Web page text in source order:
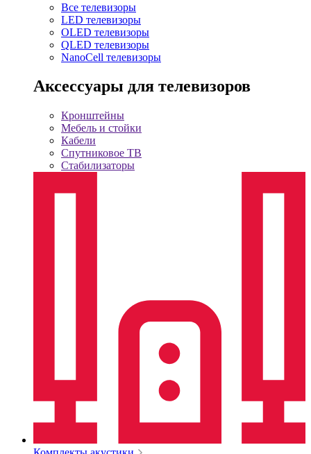
Все телевизоры
LED телевизоры
OLED телевизоры
QLED телевизоры
NanoCell телевизоры
Аксессуары для телевизоров
Кронштейны
Мебель и стойки
Кабели
Спутниковое ТВ
Стабилизаторы